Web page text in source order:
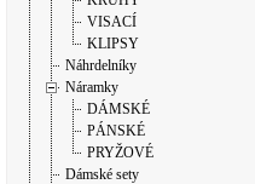
VISACÍ
KLIPSY
Náhrdelníky
Náramky
DÁMSKÉ
PÁNSKÉ
PRYŽOVÉ
Dámské sety